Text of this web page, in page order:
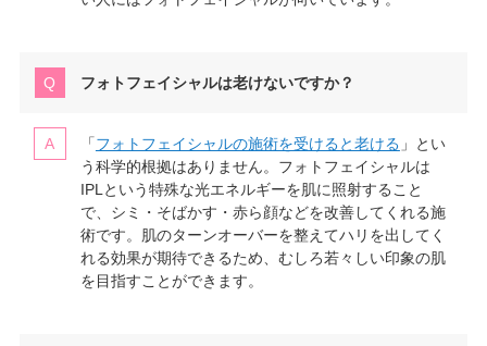
フォトフェイシャルは老けないですか？
「フォトフェイシャルの施術を受けると老ける 」とい
う科学的根拠はありません。フォトフェイシャルは
IPLという特殊な光エネルギーを肌に照射すること
で、シミ・そばかす・赤ら顔などを改善してくれる施
術です。肌のターンオーバーを整えてハリを出してく
れる効果が期待できるため、むしろ若々しい印象の肌
を目指すことができます。